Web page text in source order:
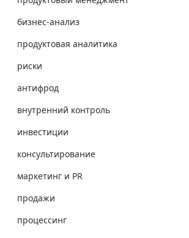
бизнес-анализ
продуктовая аналитика
риски
антифрод
внутренний контроль
инвестиции
консультирование
маркетинг и PR
продажи
процессинг